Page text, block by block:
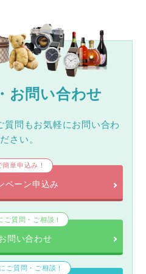
お問い合わせ
質問もお気軽にお問い合わ
さい。
単申込み！
ペーン申込み
質問・ご相談！
問い合わせ
ご質問・ご相談！